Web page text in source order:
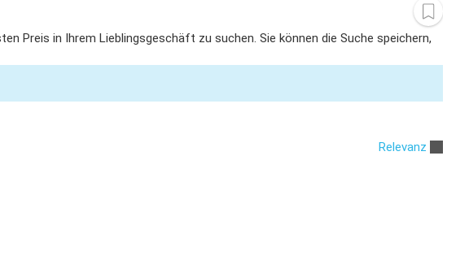
Preis in Ihrem Lieblingsgeschäft zu suchen. Sie können die Suche speichern,
Relevanz